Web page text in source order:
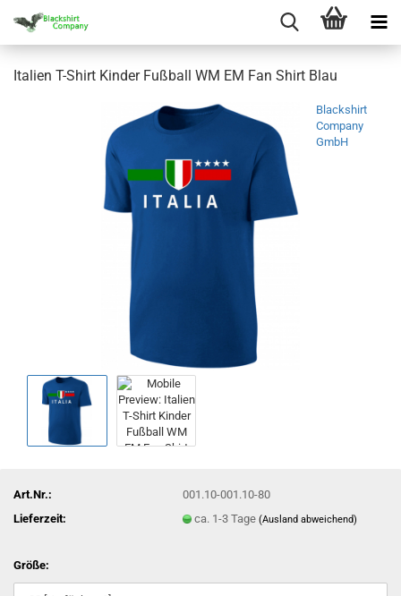
Italien T-Shirt Kinder Fußball WM EM Fan Shirt Blau
Blackshirt
Company
GmbH
Art.Nr.:
001.10-001.10-80
Lieferzeit:
ca. 1-3 Tage(Ausland abweichend)
Größe: